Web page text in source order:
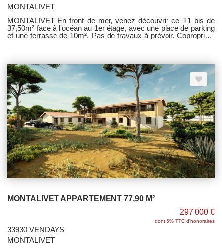
MONTALIVET
MONTALIVET En front de mer, venez découvrir ce T1 bis de
37,50m² face à l'océan au 1er étage, avec une place de parking
et une terrasse de 10m². Pas de travaux à prévoir. Copropriété
MONTALIVET APPARTEMENT 77,90 M²
297 000 €
dont 5% TTC d'honoraires
33930 VENDAYS
MONTALIVET